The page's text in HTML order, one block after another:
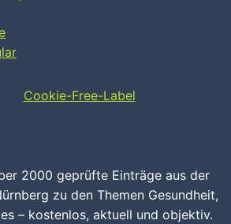
2000 geprüfte Einträge aus der
zu den Themen Gesundheit,
– kostenlos, aktuell und objektiv.